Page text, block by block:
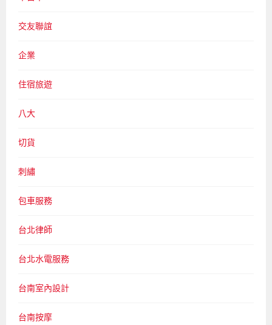
交友聯誼
企業
住宿旅遊
八大
切貨
刺繡
包車服務
台北律師
台北水電服務
台南室內設計
台南按摩